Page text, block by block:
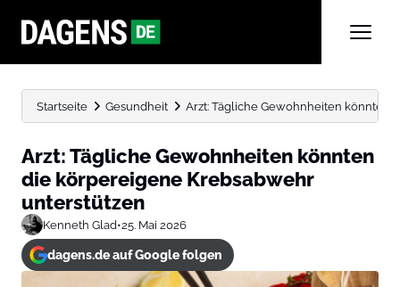
Startseite Gesundheit Arzt: Tägliche Gewohnheiten könnten
Arzt: Tägliche Gewohnheiten könnten
die körpereigene Krebsabwehr
unterstützen
Kenneth Glad•25. Mai 2026
dagens.de auf Google folgen